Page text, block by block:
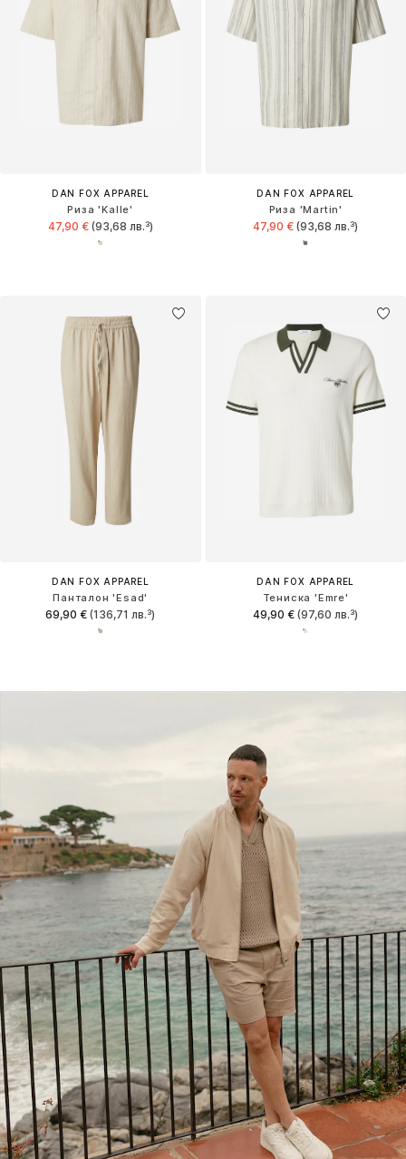
DAN FOX APPAREL
Риза 'Kalle'
47,90 €(93,68 лв.³)
DAN FOX APPAREL
Риза 'Martin'
47,90 € (93,68 лв.³)
DAN FOX APPAREL
Панталон 'Esad'
69,90 € (136,71 лв.³)
DAN FOX APPAREL
Тениска 'Emre'
49,90 € (97,60 лв.³)